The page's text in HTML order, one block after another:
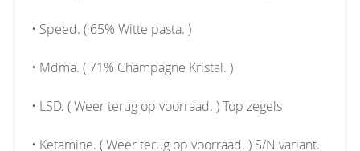
• Speed. ( 65% Witte pasta. )
• Mdma. ( 71% Champagne Kristal. )
• LSD. ( Weer terug op voorraad. ) Top zegels
• Ketamine. ( Weer terug op voorraad. ) S/N variant.